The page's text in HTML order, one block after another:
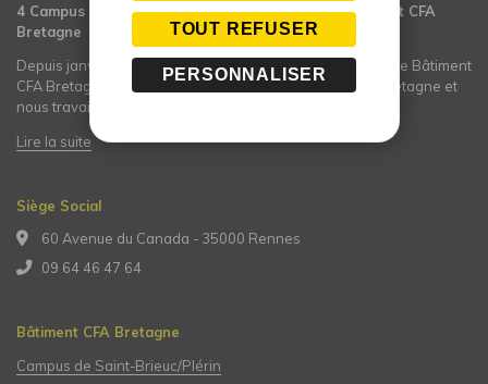
TOUT REFUSER
PERSONNALISER
4 Campus réunis en une association régionale Bâtiment CFA
Bretagne
Depuis janvier 2011, nous sommes l’Association Régionale Bâtiment
CFA Bretagne composée de 4 campus du Bâtiment de Bretagne et
nous travaillons, ensemble…
Lire la suite
Siège Social
60 Avenue du Canada - 35000 Rennes
09 64 46 47 64
Bâtiment CFA Bretagne
Campus de Saint-Brieuc/Plérin